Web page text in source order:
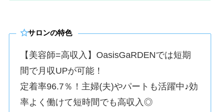
サロンの特色
【美容師=高収入】OasisGaRDENでは短期
間で月収UPが可能！
定着率96.7％！主婦(夫)やパートも活躍中♪効
率よく働けて短時間でも高収入◎